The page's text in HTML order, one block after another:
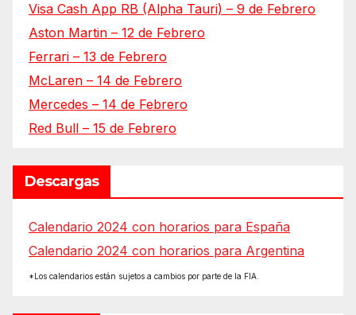
Visa Cash App RB (Alpha Tauri) – 9 de Febrero
Aston Martin – 12 de Febrero
Ferrari – 13 de Febrero
McLaren – 14 de Febrero
Mercedes – 14 de Febrero
Red Bull – 15 de Febrero
Descargas
Calendario 2024 con horarios para España
Calendario 2024 con horarios para Argentina
*Los calendarios están sujetos a cambios por parte de la FIA.